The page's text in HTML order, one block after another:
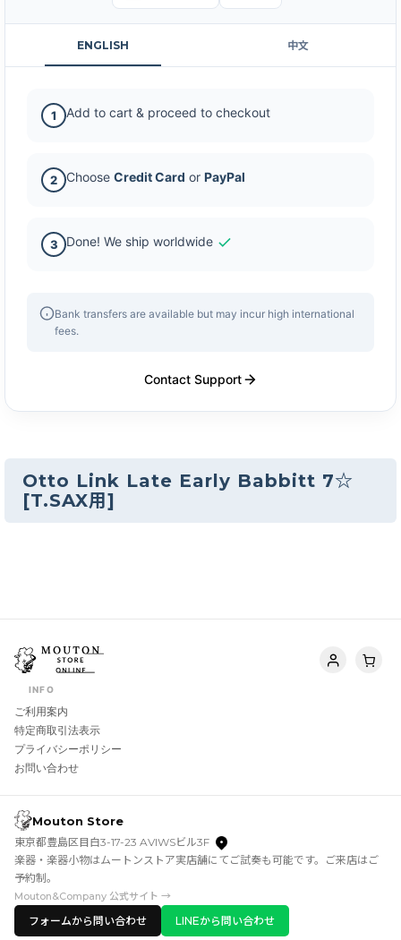
Otto Link Late Early Babbitt 7☆
[T.SAX用 ]
ENGLISH 中文
1 Add to cart & proceed to checkout
2 Choose Credit Card or PayPal
3 Done! We ship worldwide
Bank transfers are available but may incur high international
fees.
Contact Support
INFO
ご利用案内
特定商取引法表示
プライバシーポリシー
お問い合わせ
Mouton Store
東京都豊島区目白3-17-23 AVIWSビル3F
楽器・楽器小物はムートンストア実店舗にてご試奏も可能です。ご来店はご
予約制。
Mouton&Company 公式サイト →
フォームから問い合わせ LINEから問い合わせ